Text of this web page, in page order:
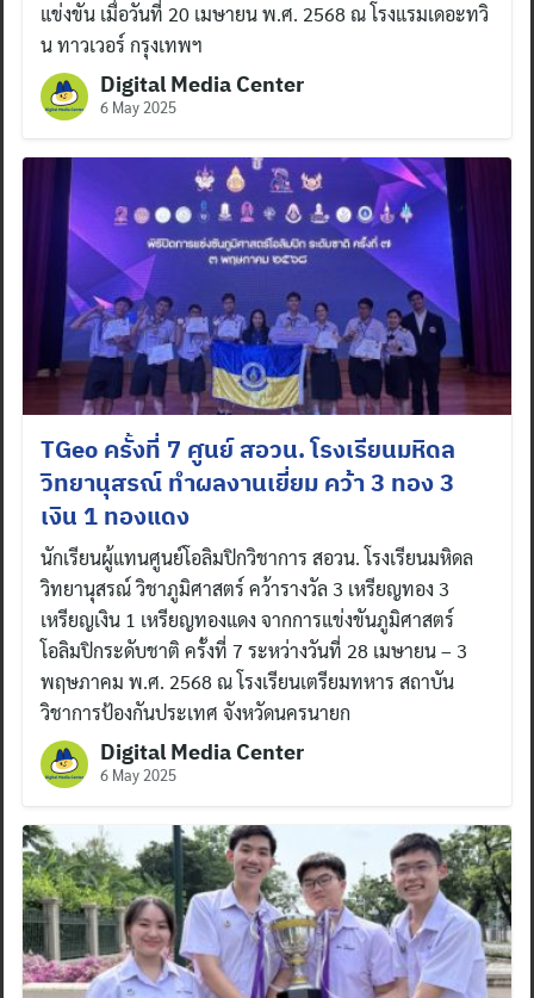
แข่งขัน เมื่อวันที่ 20 เมษายน พ.ศ. 2568 ณ โรงแรมเดอะทวิ
น ทาวเวอร์ กรุงเทพฯ
Digital Media Center
6 May 2025
TGeo ครั้งที่ 7 ศูนย์ สอวน. โรงเรียนมหิดล
วิทยานุสรณ์ ทำผลงานเยี่ยม คว้า 3 ทอง 3
เงิน 1 ทองแดง
นักเรียนผู้แทนศูนย์โอลิมปิกวิชาการ สอวน. โรงเรียนมหิดล
วิทยานุสรณ์ วิชาภูมิศาสตร์ คว้ารางวัล 3 เหรียญทอง 3
เหรียญเงิน 1 เหรียญทองแดง จากการแข่งขันภูมิศาสตร์
โอลิมปิกระดับชาติ ครั้งที่ 7 ระหว่างวันที่ 28 เมษายน – 3
พฤษภาคม พ.ศ. 2568 ณ โรงเรียนเตรียมทหาร สถาบัน
วิชาการป้องกันประเทศ จังหวัดนครนายก
Digital Media Center
6 May 2025